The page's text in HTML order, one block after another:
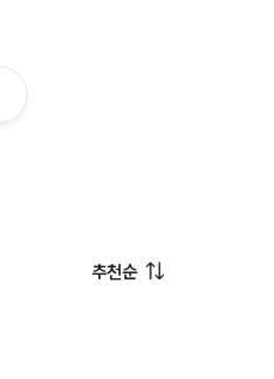
추천순